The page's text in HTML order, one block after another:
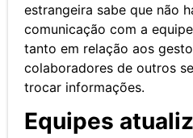
estrangeira sabe que não
comunicação com a
tanto em relação aos
colaboradores de outros
trocar informações.
Equipes